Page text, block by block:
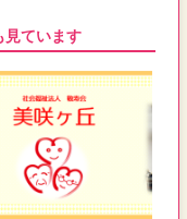
見ています